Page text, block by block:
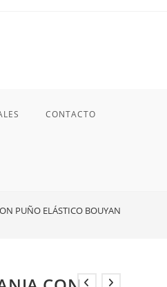
CONTACTO
PUÑO ELÁSTICO BOUYAN